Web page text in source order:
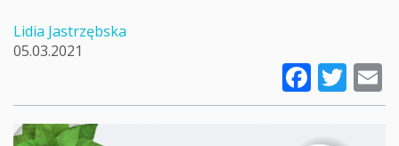
Lidia Jastrzębska
05.03.2021